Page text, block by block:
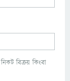
বিক্রয় কিংবা